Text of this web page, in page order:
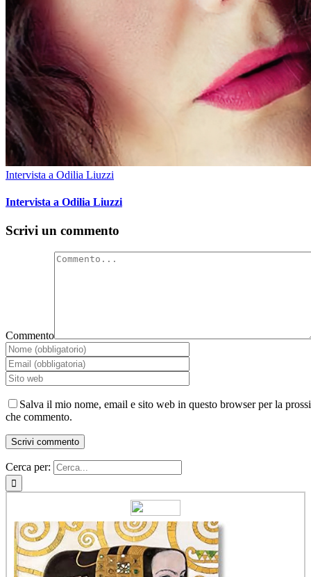
Intervista a Odilia Liuzzi
Intervista a Odilia Liuzzi
Scrivi un commento
Commento
Salva il mio nome, email e sito web in questo browser per la
che commento.
Cerca per: